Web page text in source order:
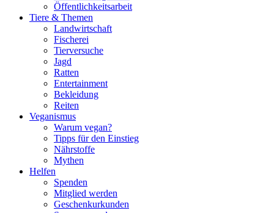
Öffentlichkeitsarbeit
Tiere & Themen
Landwirtschaft
Fischerei
Tierversuche
Jagd
Ratten
Entertainment
Bekleidung
Reiten
Veganismus
Warum vegan?
Tipps für den Einstieg
Nährstoffe
Mythen
Helfen
Spenden
Mitglied werden
Geschenkurkunden